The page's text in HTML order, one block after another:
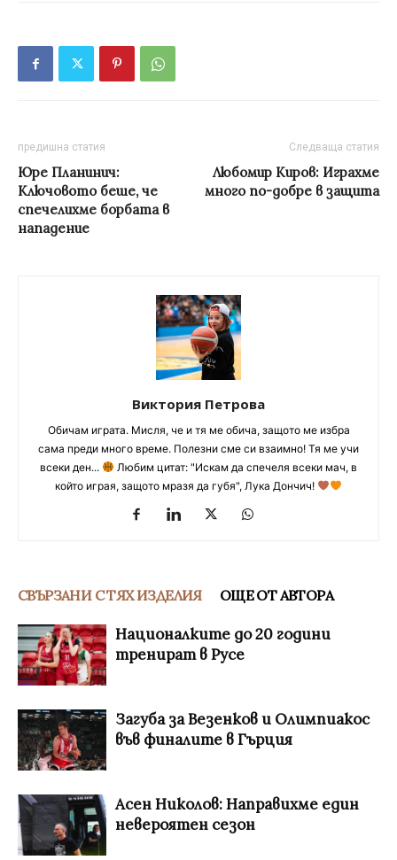
предишна статия
Юре Планинич:
Ключовото беше, че
спечелихме борбата в
нападение
Следваща статия
Любомир Киров: Играхме
много по-добре в защита
Виктория Петрова
Обичам играта. Мисля, че и тя ме обича, защото ме избра
сама преди много време. Полезни сме си взаимно! Тя ме учи
всеки ден...
Любим цитат: "Искам да спечеля всеки мач, в
който играя, защото мразя да губя", Лука Дончич!
СВЪРЗАНИ С ТЯХ ИЗДЕЛИЯ ОЩЕ ОТ АВТОРА
Националките до 20 години
тренират в Русе
Загуба за Везенков и Олимпиакос
във финалите в Гърция
Асен Николов: Направихме един
невероятен сезон